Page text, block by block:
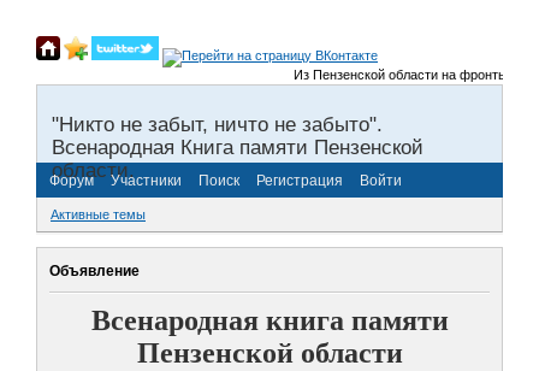
Из Пензенской области на фронты
"Никто не забыт, ничто не забыто".
Всенародная Книга памяти Пензенской
области.
Форум Участники Поиск Регистрация Войти
Активные темы
Объявление
Всенародная книга памяти
Пензенской области